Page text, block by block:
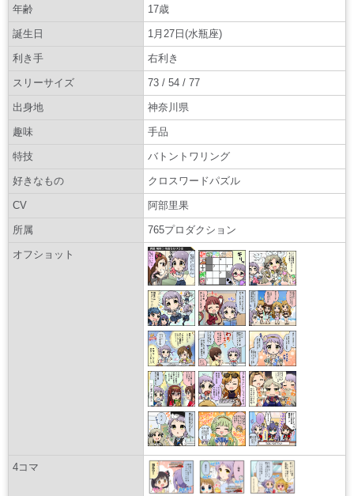
年齢 17歳
誕生日 1月27日(水瓶座)
利き手 右利き
スリーサイズ 73 / 54 / 77
出身地 神奈川県
趣味 手品
特技 バトントワリング
好きなもの クロスワードパズル
CV 阿部里果
所属 765プロダクション
オフショット
4コマ